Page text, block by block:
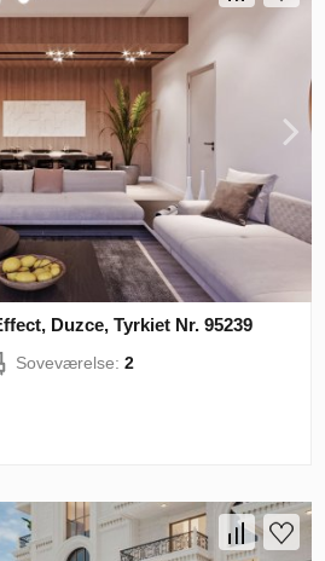
Duzce, Tyrkiet Nr. 95239
Soveværelse:2